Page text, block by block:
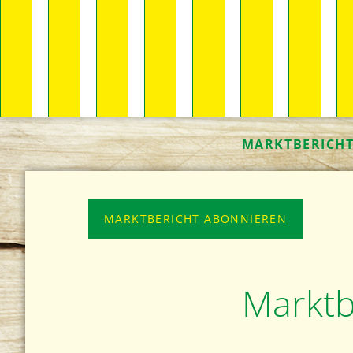
MARKTBERICHT ABONNIEREN